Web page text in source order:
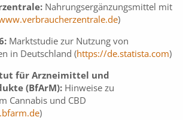
Nahrungsergänzungsmittel mit
)
Marktstudie zur Nutzung von
in Deutschland (https://de.statista.com)
für Arzneimittel und
(BfArM): Hinweise zu
Cannabis und CBD
)